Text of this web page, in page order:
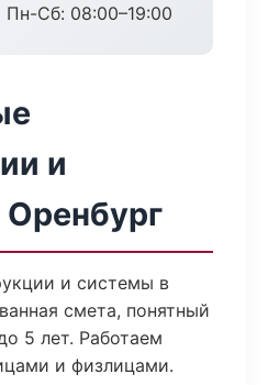
Пн-Сб: 08:00–19:00
и
и системы в
смета, понятный
5 лет. Работаем
и физлицами.